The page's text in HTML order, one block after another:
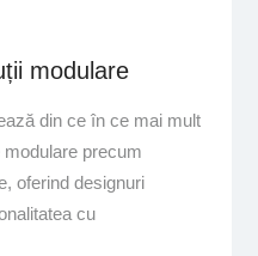
modulare
din ce în ce mai mult
precum
oferind designuri
cu